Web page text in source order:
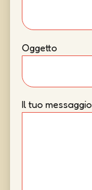
Oggetto
Il tuo messaggio